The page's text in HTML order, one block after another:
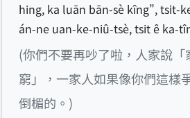
hing, ka luān bān-sè kîng”, tsi̍t-
án-ne uan-ke-niû-tsè, tsit ê ka-
(你們不要再吵了啦，人家說
窮」，一家人如果像你們這樣
倒楣的。)